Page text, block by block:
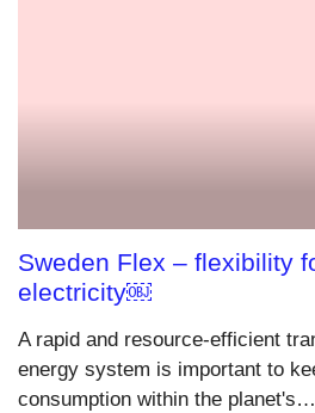
Sweden Flex – flexibility
electricity￼
A rapid and resource-efficient
energy system is important to
consumption within the planet's…